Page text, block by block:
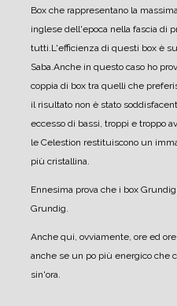
Box che rappresentano la
inglese dell'epoca nella fascia di
tutti.L'efficienza di questi box è
Saba.Anche in questo caso ho
coppia di box tra quelli che
il risultato non è stato
eccesso di bassi, troppi e troppo
le Celestion restituiscono un
più cristallina.
Ennesima prova che i box
Grundig.
Anche qui, ovviamente, ore ed
anche se un po più energico che
sin'ora.